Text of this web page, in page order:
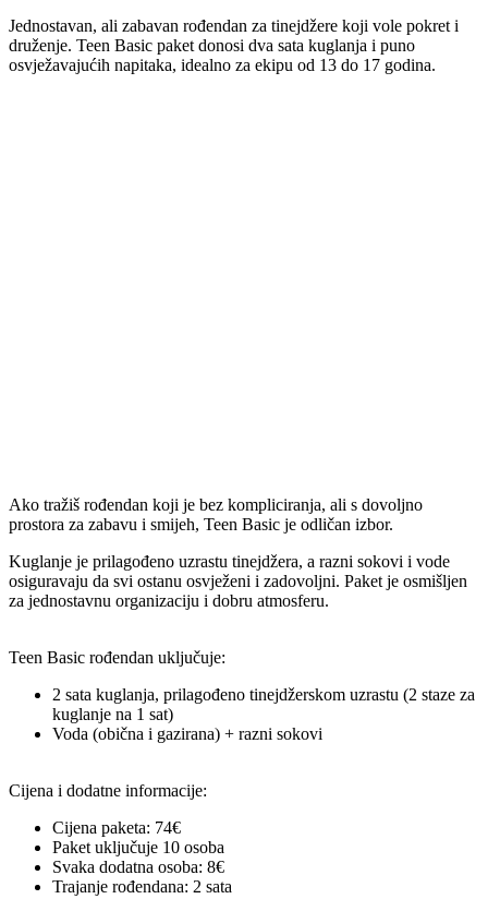
Jednostavan, ali zabavan rođendan za tinejdžere koji vole pokret i
druženje. Teen Basic paket donosi dva sata kuglanja i puno
osvježavajućih napitaka, idealno za ekipu od 13 do 17 godina.
Ako tražiš rođendan koji je bez kompliciranja, ali s dovoljno
prostora za zabavu i smijeh, Teen Basic je odličan izbor.
Kuglanje je prilagođeno uzrastu tinejdžera, a razni sokovi i vode
osiguravaju da svi ostanu osvježeni i zadovoljni. Paket je osmišljen
za jednostavnu organizaciju i dobru atmosferu.
Teen Basic rođendan uključuje:
2 sata kuglanja, prilagođeno tinejdžerskom uzrastu (2 staze za
kuglanje na 1 sat)
Voda (obična i gazirana) + razni sokovi
Cijena i dodatne informacije:
Cijena paketa: 74€
Paket uključuje 10 osoba
Svaka dodatna osoba: 8€
Trajanje rođendana: 2 sata